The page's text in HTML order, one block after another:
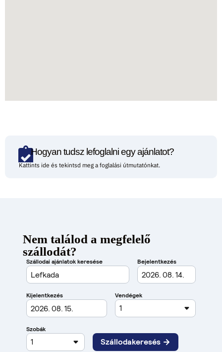
Hogyan tudsz lefoglalni egy ajánlatot?
Kattints ide és tekintsd meg a foglalási útmutatónkat.
Nem találod a megfelelő
szállodát?